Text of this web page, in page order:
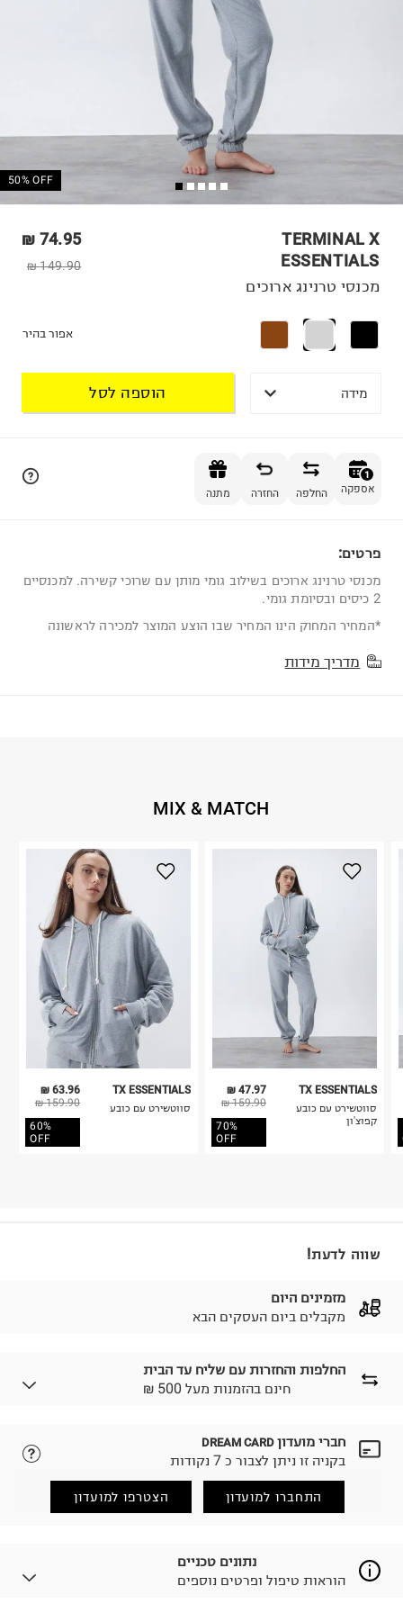
50% OFF
TERMINAL X
ESSENTIALS
74.95 ₪
149.90 ₪
מכנסי טרנינג ארוכים
אפור בהיר
מידה הוספה לסל
1
אספקה החלפה החזרה מתנה
פרטים:
מכנסי טרנינג ארוכים בשילוב גומי מותן עם שרוכי קשירה. למכנסיים
2 כיסים ובסיומת גומי.
*המחיר המחוק הינו המחיר שבו הוצע המוצר למכירה לראשונה
מדריך מידות
MIX & MATCH
63.96 ₪
159.90 ₪
60%
OFF
TX ESSENTIALS
סווטשירט עם כובע
47.97 ₪
159.90 ₪
70%
OFF
TX ESSENTIALS
סווטשירט עם כובע
קפוצ'ון
שווה לדעת!
מזמינים היום
מקבלים ביום העסקים הבא
החלפות והחזרות עם שליח עד הבית
₪ חינם בהזמנות מעל 500
לבחירת בשיטת המשלוח המתאימה לכם,
הזמנתם והתחרטתם?
(במקום ב-19.9 ₪) לזמן מוגבל! חינם בהזמנות מעל 500 ₪.
למידע נא ללחוץ כאן
.
לפני החזרת החבילה, חשוב להדביק את מדבקת הגוביינא על
חברי מועדון DREAM CARD
בקניה זו ניתן לצבור כ 7 נקודות
התחברו למועדון הצטרפו למועדון
נתונים טכניים
הוראות טיפול ופרטים נוספים